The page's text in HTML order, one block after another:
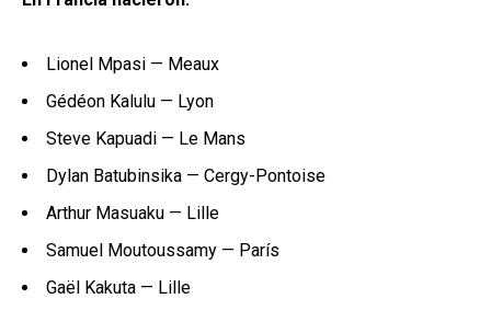
Lionel Mpasi — Meaux
Gédéon Kalulu — Lyon
Steve Kapuadi — Le Mans
Dylan Batubinsika — Cergy-Pontoise
Arthur Masuaku — Lille
Samuel Moutoussamy — París
Gaël Kakuta — Lille